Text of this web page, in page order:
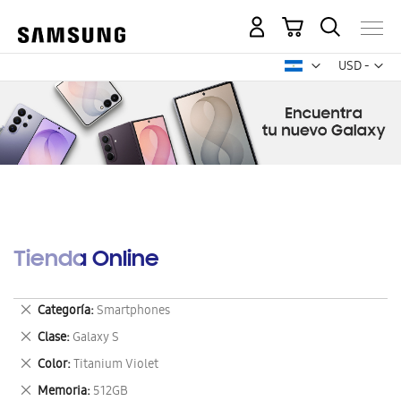
USD -
dólar
Mi carrito
Tienda Online
Categoría Smartphones
Eliminar
este
artículo
Clase Galaxy S
Eliminar
este
artículo
Color Titanium Violet
Eliminar
este
Memoria 512GB
Eliminar